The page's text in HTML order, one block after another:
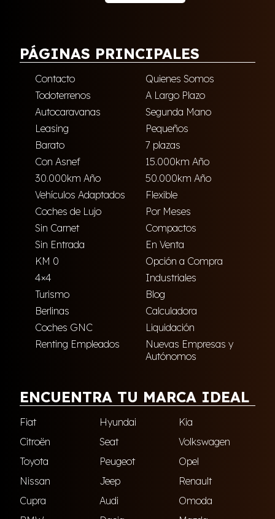
PÁGINAS PRINCIPALES
Contacto
Quienes Somos
Todoterrenos
A Largo Plazo
Autocaravanas
Segunda Mano
Leasing
Pequeños
Barato
7 plazas
Con Asnef
15.000km Año
30.000km Año
50.000km Año
Vehículos Adaptados
Flexible
Coches de Lujo
Por Meses
Sin Carnet
Compactos
Sin Entrada
En Venta
KM 0
Opción a Compra
4×4
Industriales
Turismo
Blog
Berlinas
Calculadora
Coches GNC
Liquidación
Renting Empleados
Nuevas Empresas y
Autónomos
ENCUENTRA TU MARCA IDEAL
Fiat Hyundai
Kia
Citroën
Seat
Volkswagen
Toyota
Peugeot
Opel
Nissan
Jeep
Renault
Cupra
Audi
Omoda